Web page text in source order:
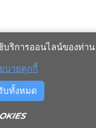
ริการออนไลน์ของท่าน
บายคุกกี้
บทั้งหมด